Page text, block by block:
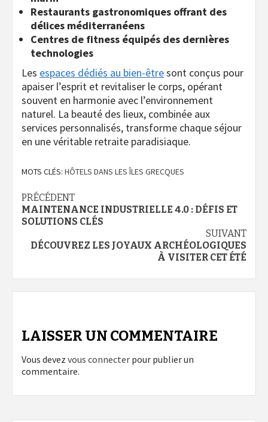
Restaurants gastronomiques offrant des
délices méditerranéens
Centres de fitness équipés des dernières
technologies
Les espaces dédiés au bien-êtresont conçus pour
apaiser l’esprit et revitaliser le corps, opérant
souvent en harmonie avec l’environnement
naturel. La beauté des lieux, combinée aux
services personnalisés, transforme chaque séjour
en une véritable retraite paradisiaque.
MOTS CLÉS: HÔTELS DANS LES ÎLES GRECQUES
Navigation
d’article
PRÉCÉDENT
MAINTENANCE INDUSTRIELLE 4.0 : DÉFIS ET
SOLUTIONS CLÉS
SUIVANT
DÉCOUVREZ LES JOYAUX ARCHÉOLOGIQUES
À VISITER CET ÉTÉ
LAISSER UN COMMENTAIRE
Vous devez vous connecter pour publier un
commentaire.